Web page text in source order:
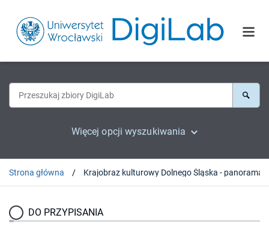
Więcej opcji wyszukiwania
Strona główna
DO PRZYPISANIA